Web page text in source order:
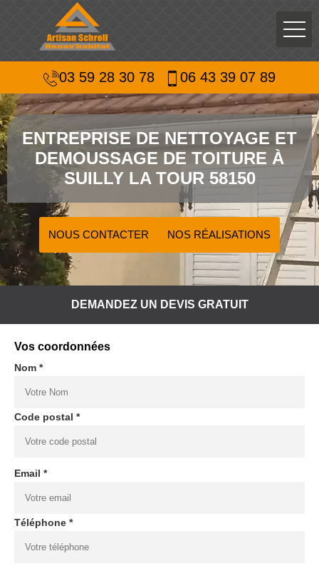
03 59 28 30 78 06 43 39 07 89
ENTREPRISE DE NETTOYAGE ET
DEMOUSSAGE DE TOITURE À
SUILLY LA TOUR 58150
NOUS CONTACTER NOS RÉALISATIONS
DEMANDEZ UN DEVIS GRATUIT
Vos coordonnées
Nom *
Code postal *
Email *
Téléphone *